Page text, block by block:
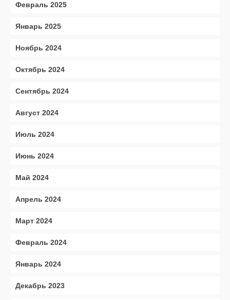
Февраль 2025
Январь 2025
Ноябрь 2024
Октябрь 2024
Сентябрь 2024
Август 2024
Июль 2024
Июнь 2024
Май 2024
Апрель 2024
Март 2024
Февраль 2024
Январь 2024
Декабрь 2023